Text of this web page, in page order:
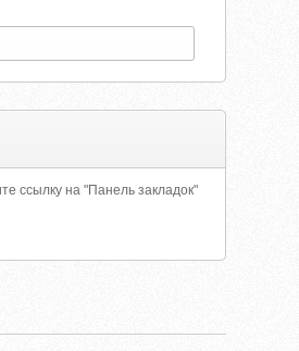
ссылку на "Панель закладок"